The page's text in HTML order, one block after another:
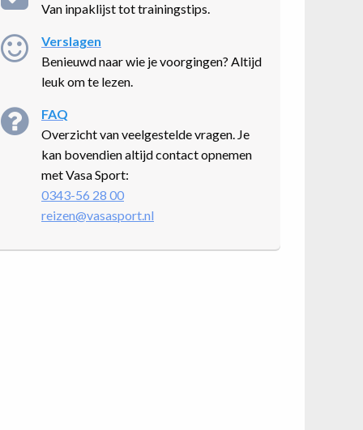
Van inpaklijst tot trainingstips.
Verslagen
Benieuwd naar wie je voorgingen? Altijd
leuk om te lezen.
FAQ
Overzicht van veelgestelde vragen. Je
kan bovendien altijd contact opnemen
met Vasa Sport:
0343-56 28 00
reizen@vasasport.nl